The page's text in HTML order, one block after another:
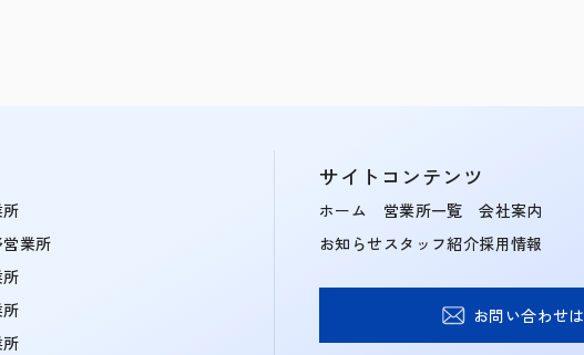
業所
サイトコンテンツ
ホーム
お知らせ
営業所一覧
スタッフ紹介
会社案内
採用情報
お問い合わせ